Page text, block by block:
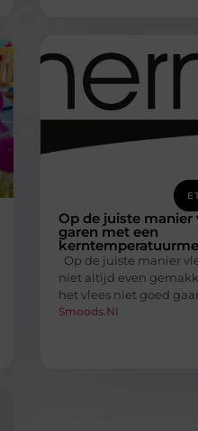
Op de juiste manier
garen met een
Op de juiste manier
niet altijd even
het vlees niet goed
Smoods.nl